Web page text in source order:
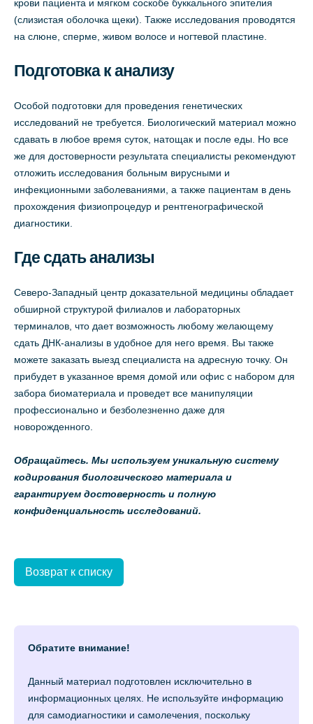
крови пациента и мягком соскобе буккального эпителия
(слизистая оболочка щеки). Также исследования проводятся
на слюне, сперме, живом волосе и ногтевой пластине.
Подготовка к анализу
Особой подготовки для проведения генетических
исследований не требуется. Биологический материал можно
сдавать в любое время суток, натощак и после еды. Но все
же для достоверности результата специалисты рекомендуют
отложить исследования больным вирусными и
инфекционными заболеваниями, а также пациентам в день
прохождения физиопроцедур и рентгенографической
диагностики.
Где сдать анализы
Северо-Западный центр доказательной медицины обладает
обширной структурой филиалов и лабораторных
терминалов, что дает возможность любому желающему
сдать ДНК-анализы в удобное для него время. Вы также
можете заказать выезд специалиста на адресную точку. Он
прибудет в указанное время домой или офис с набором для
забора биоматериала и проведет все манипуляции
профессионально и безболезненно даже для
новорожденного.
Обращайтесь. Мы используем уникальную систему
кодирования биологического материала и
гарантируем достоверность и полную
конфиденциальность исследований.
Возврат к списку
Обратите внимание!
Данный материал подготовлен исключительно в
информационных целях. Не используйте информацию
для самодиагностики и самолечения, поскольку